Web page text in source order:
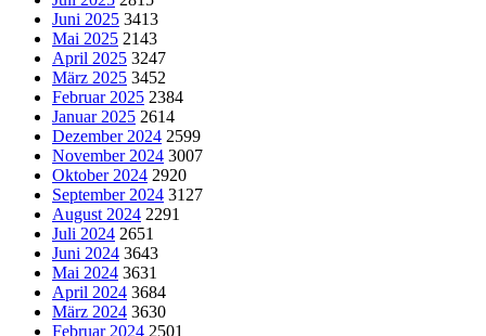
Juni 2025 3413
Mai 2025 2143
April 2025 3247
März 2025 3452
Februar 2025 2384
Januar 2025 2614
Dezember 2024 2599
November 2024 3007
Oktober 2024 2920
September 2024 3127
August 2024 2291
Juli 2024 2651
Juni 2024 3643
Mai 2024 3631
April 2024 3684
März 2024 3630
Februar 2024 2501